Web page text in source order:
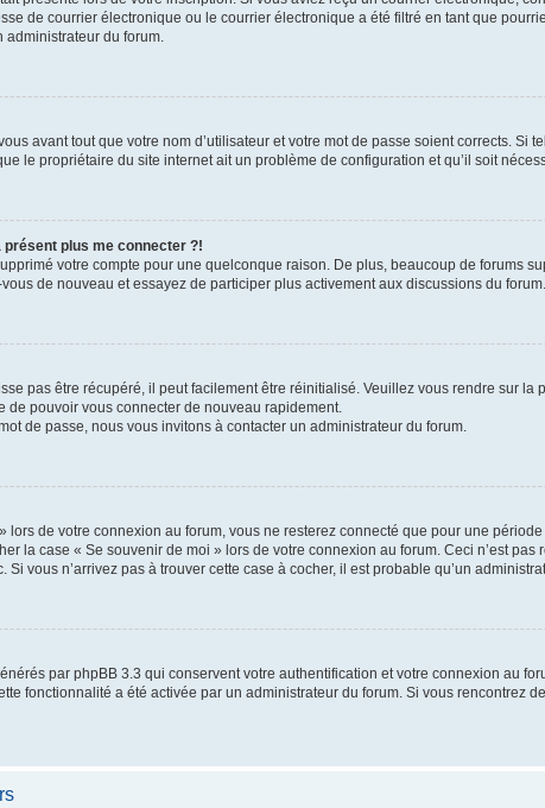
de courrier électronique ou le courrier électronique a été filtré en tant que
du forum.
avant tout que votre nom d’utilisateur et votre mot de passe soient corrects. Si
le propriétaire du site internet ait un problème de configuration et qu’il soit
présent plus me connecter ?!
votre compte pour une quelconque raison. De plus, beaucoup de forums
de nouveau et essayez de participer plus activement aux discussions du forum.
pas être récupéré, il peut facilement être réinitialisé. Veuillez vous rendre sur la
pouvoir vous connecter de nouveau rapidement.
de passe, nous vous invitons à contacter un administrateur du forum.
de votre connexion au forum, vous ne resterez connecté que pour une
la case « Se souvenir de moi » lors de votre connexion au forum. Ceci n’est
vous n’arrivez pas à trouver cette case à cocher, il est probable qu’un
par phpBB 3.3 qui conservent votre authentification et votre connexion au
fonctionnalité a été activée par un administrateur du forum. Si vous rencontrez